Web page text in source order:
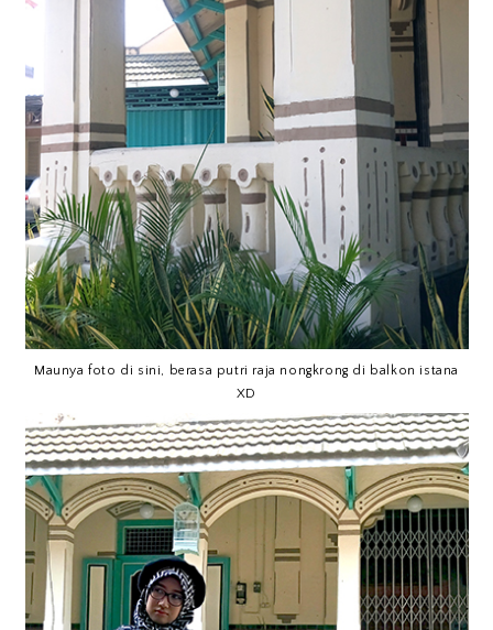
Maunya foto di sini, berasa putri raja nongkrong di balkon istana
XD